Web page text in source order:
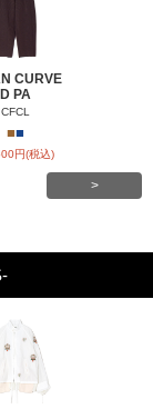
CURVE
D PA
CFCL
■■
円(税込)
>